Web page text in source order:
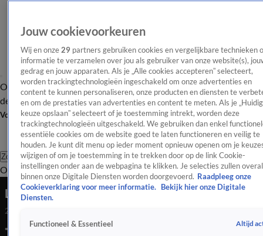
OverzichtAfleveringen Entertainment TV Algemeen
Tip
de redactieNieuwsbrief
Volg Shownieuws
Zoeken
OverzichtEntertainmentSpraakmakendRealityCrimeVideo's
Luca Borsato over turbulente periode
21 juli 2023, 10:08
•&#x9;Luca over zijn carrièrepad, single ('Blame it on the wine')
Jouw cookievoorkeuren
Wij en onze 29 partners gebruiken cookies en vergelijkbare technieken
informatie te verzamelen over jou als gebruiker van onze website(s),
gedrag en jouw apparaten. Als je „Alle cookies accepteren” selecteert,
worden trackingtechnologieën ingeschakeld om onze advertenties en
content te kunnen personaliseren, onze producten en diensten te
en om de prestaties van advertenties en content te meten. Als je
keuze opslaan” selecteert of je toestemming intrekt, worden deze
trackingtechnologieën uitgeschakeld. We gebruiken dan enkel
essentiële cookies om de website goed te laten functioneren en veilig te
houden. Je kunt dit menu op ieder moment opnieuw openen om je
wijzigen of om je toestemming in te trekken door op de link Cookie-
instellingen onder aan de webpagina te klikken. Je selecties zullen overal
binnen onze Digitale Diensten worden doorgevoerd. Raadpleeg onze
Cookieverklaring voor meer informatie.
Bekijk hier onze Digitale
Diensten.
Functioneel & Essentieel Altijd